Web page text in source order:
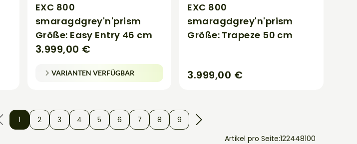
EXC 800
smaragdgrey'n'prism
Größe: Easy Entry 46 cm
3.999,00 €
VARIANTEN VERFÜGBAR
EXC 800
smaragdgrey'n'prism
Größe: Trapeze 50 cm
3.999,00 €
1 2 3 4 5 6 7 8
9
Artikel pro Seite:122448100